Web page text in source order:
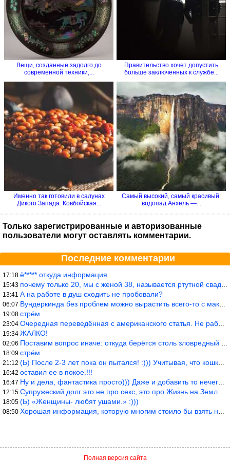
Вещи, созданные задолго до
современной техники,...
Правительство хочет допустить
больше заключенных к службе...
Именно так готовили в салунах
Дикого Запада. Ковбойская...
Самый высокий, самый красивый:
водопад Анхель —...
Только зарегистрированные и авторизованные
пользователи могут оставлять комментарии.
Последние комментарии
17:18 ё***** откуда информация
15:43 почему только 20, мы с женой 38, называется ртутной свадьбой, гр
13:41 А на работе в душ сходить не пробовали?
06:07 Вундеркинда без проблем можно вырастить всего-то с максимально р
19:08 стрём
23:04 Очередная переведённая с американского статья. Не работает эта ф
19:34 ЖАЛКО!
02:06 Поставим вопрос иначе: откуда берётся столь зловредный феминизм?
18:09 стрём
21:12 (Ь) После 2-3 лет пока он пытался! :))) Учитывая, что кошки 10-1
16:42 оставил ее в покое.!!!
16:47 Ну и дела, фантастика просто))) Даже и добавить то нечего…
12:15 Супружеский долг это не про секс, это про Жизнь на Земле. Супруж
18:05 (Ь) «Женщины- любят ушами.» :)))
08:50 Хорошая информация, которую многим стоило бы взять на вооружение
Полная версия сайта